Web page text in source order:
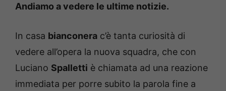
Andiamo a vedere le ultime notizie.
In casa bianconera c’è tanta curiosità di
vedere all’opera la nuova squadra, che con
Luciano Spalletti è chiamata ad una reazione
immediata per porre subito la parola fine a